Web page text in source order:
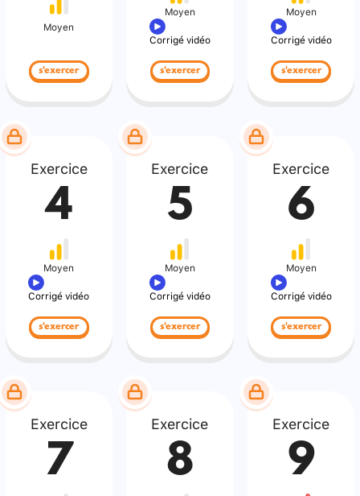
Moyen
s'exercer
Moyen
Corrigé vidéo
s'exercer
Moyen
Corrigé vidéo
s'exercer
Exercice
4
Moyen
Corrigé vidéo
s'exercer
Exercice
5
Moyen
Corrigé vidéo
s'exercer
Exercice
6
Moyen
Corrigé vidéo
s'exercer
Exercice
7
Exercice
8
Exercice
9